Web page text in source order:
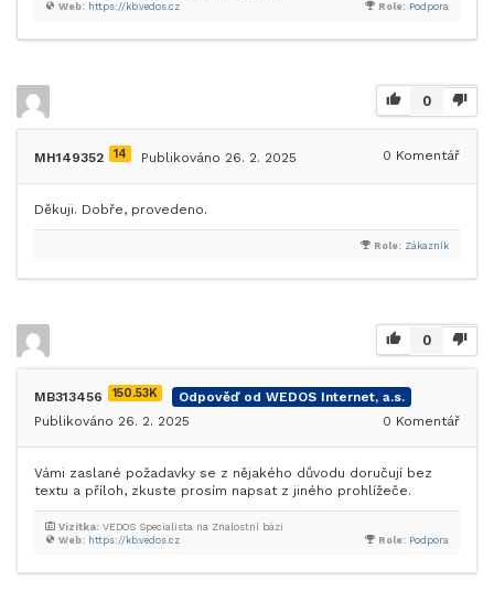
Role: Podpora
Web: https://kb.vedos.cz
0
MH149352 14 Publikováno 26. 2. 2025 0 Komentář
Děkuji. Dobře, provedeno.
Role: Zákazník
0
MB313456 150.53K
Odpověď od WEDOS Internet, a.s.
Publikováno 26. 2. 2025
0 Komentář
Vámi zaslané požadavky se z nějakého důvodu doručují bez
textu a příloh, zkuste prosím napsat z jiného prohlížeče.
Role: Podpora
Web: https://kb.vedos.cz
Vizitka: VEDOS Specialista na Znalostní bázi